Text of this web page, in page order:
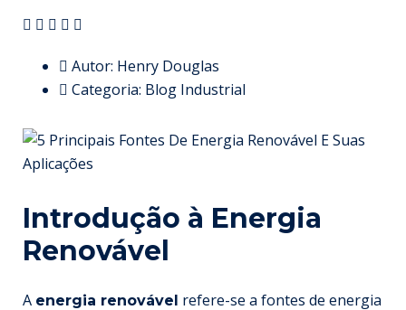
Autor: Henry Douglas
Categoria: Blog Industrial
Introdução à Energia
Renovável
A energia renovável refere-se a fontes de energia